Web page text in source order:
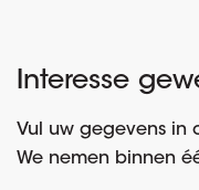
Interesse
Vul uw gegevens in
We nemen binnen